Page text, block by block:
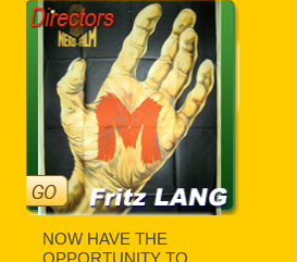
NOW HAVE THE
OPPORTUNITY TO